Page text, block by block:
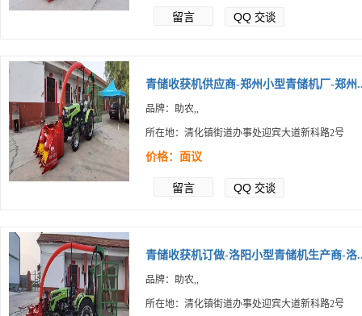
留言 QQ 交谈
青储收获机供应商-郑州小型青储机厂-郑州
品牌：助农,,
所在地：清化镇街道办事处迎宾大道新科路2号
价格：面议
留言 QQ 交谈
青储收获机订做-洛阳小型青储机生产商-洛
品牌：助农,,
所在地：清化镇街道办事处迎宾大道新科路2号